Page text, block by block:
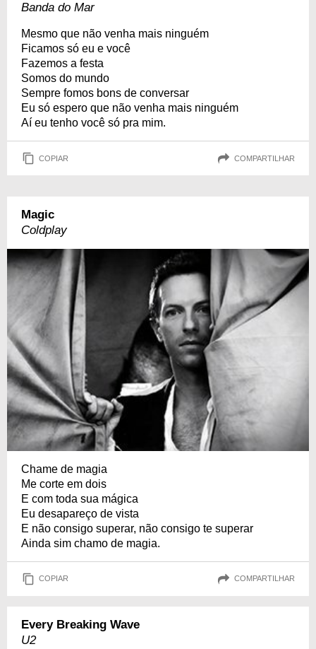
Banda do Mar
Mesmo que não venha mais ninguém
Ficamos só eu e você
Fazemos a festa
Somos do mundo
Sempre fomos bons de conversar
Eu só espero que não venha mais ninguém
Aí eu tenho você só pra mim.
COPIAR COMPARTILHAR
Magic
Coldplay
Chame de magia
Me corte em dois
E com toda sua mágica
Eu desapareço de vista
E não consigo superar, não consigo te superar
Ainda sim chamo de magia.
COPIAR COMPARTILHAR
Every Breaking Wave
U2